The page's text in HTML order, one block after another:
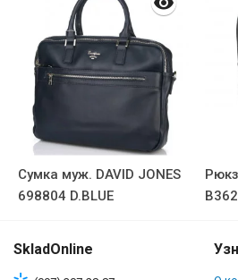
Сумка муж. DAVID JONES
698804 D.BLUE
SkladOnline